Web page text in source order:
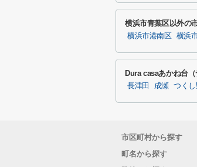
横浜市青葉区以外の
横浜市港南区 横浜
Dura casaあかね台
長津田 成瀬 つく
市区町村から探す
町名から探す